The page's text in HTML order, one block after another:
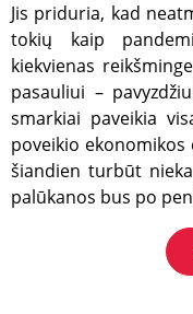
Jis priduria, kad
tokių kaip
kiekvienas
pasauliui –
smarkiai paveikia
poveikio ekonomikos
šiandien turbūt
palūkanos bus po
_tglksd